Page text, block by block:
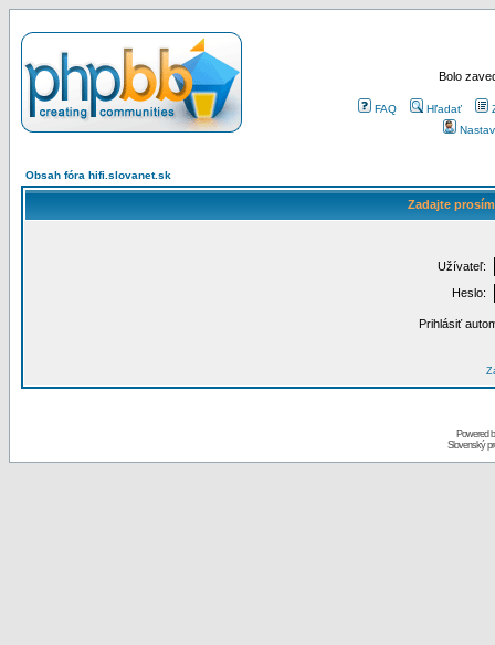
Bolo
FAQ Hľadať
Obsah fóra hifi.slovanet.sk
Zadajte
Užívateľ:
Heslo:
Prihlásiť
Powered
Slovenský